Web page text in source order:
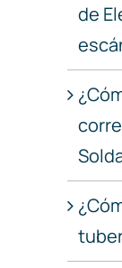
de